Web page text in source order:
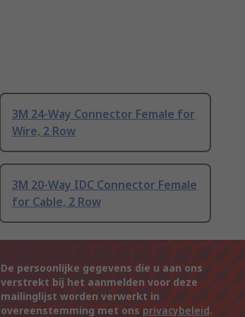
3M 24-Way Connector Female for
Wire, 2 Row
3M 20-Way IDC Connector Female
for Cable, 2 Row
De persoonlijke gegevens die u aan ons
verstrekt bij het aanmelden voor deze
mailinglijst worden verwerkt in
overeenstemming met ons privacybeleid.